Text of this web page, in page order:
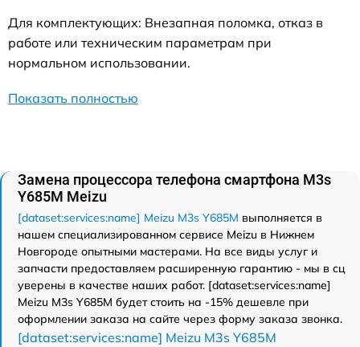
Для комплектующих: Внезапная поломка, отказ в
работе или техническим параметрам при
нормальном использовании.
Показать полностью
Замена процессора телефона смартфона M3s
Y685M Meizu
[dataset:services:name] Meizu M3s Y685M выполняется в
нашем специализированном сервисе Meizu в Нижнем
Новгороде опытными мастерами. На все виды услуг и
запчасти предоставляем расширенную гарантию - мы в сц
уверены в качестве наших работ. [dataset:services:name]
Meizu M3s Y685M будет стоить на -15% дешевле при
оформлении заказа на сайте через форму заказа звонка.
[dataset:services:name] Meizu M3s Y685M